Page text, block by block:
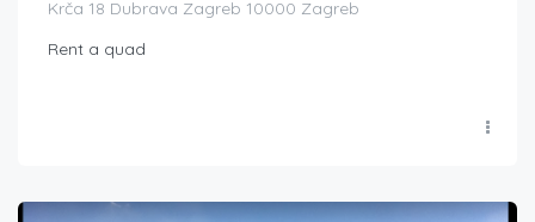
Krča 18 Dubrava Zagreb 10000 Zagreb
Rent a quad